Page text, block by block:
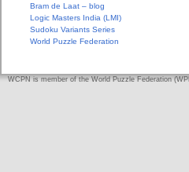
Bram de Laat – blog
Logic Masters India (LMI)
Sudoku Variants Series
World Puzzle Federation
WCPN is member of the World Puzzle Federation